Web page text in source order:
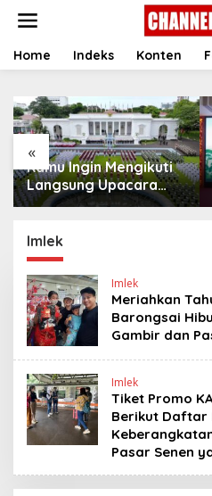
t
Home Indeks Konten
«
Kamu Ingin Mengikuti
Langsung Upacara
HUT Ke-81
Istana? Ini Link
Pendaftaran Resminya
di Sini
Imlek
Imlek
Meriahkan
Barongsai
Gambir dan
Imlek
Tiket Promo
Berikut Daftar
Pasar Senen